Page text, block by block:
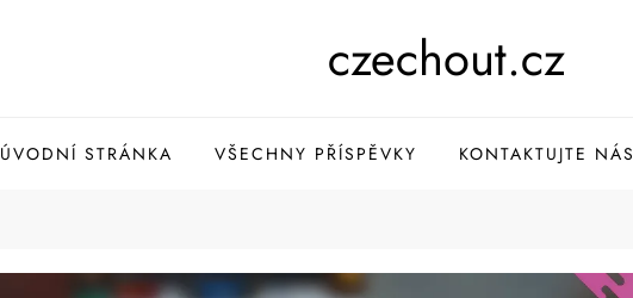
czechout.cz
ÚVODNÍ STRÁNKA VŠECHNY PŘÍSPĚVKY KONTAKTUJTE NÁS